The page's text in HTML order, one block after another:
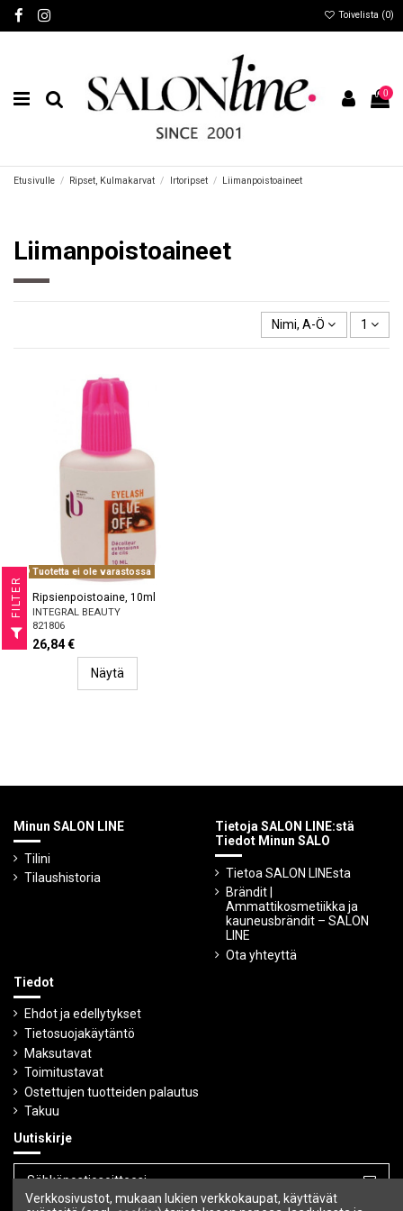
Toivelista (0)
0
Etusivulle Ripset, Kulmakarvat Irtoripset Liimanpoistoaineet
Liimanpoistoaineet
Nimi, A-Ö 1
Tuotetta ei ole varastossa
Ripsienpoistoaine, 10ml
INTEGRAL BEAUTY
821806
26,84 €
Näytä
Minun SALON LINE
Tilini
Tilaushistoria
Tietoja SALON LINE:stä
Tiedot Minun SALO
Tietoa SALON LINEsta
Brändit |
Ammattikosmetiikka ja
kauneusbrändit – SALON
LINE
Ota yhteyttä
Tiedot
Ehdot ja edellytykset
Tietosuojakäytäntö
Maksutavat
Toimitustavat
Ostettujen tuotteiden palautus
Takuu
Uutiskirje
Verkkosivustot, mukaan lukien verkkokaupat, käyttävät
R